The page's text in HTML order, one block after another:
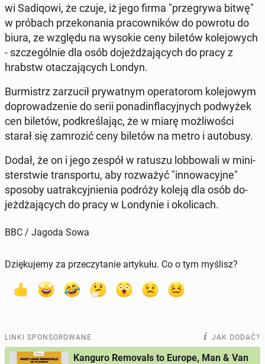
wi Sa­di­qo­wi, że czuje, iż jego firma "prze­gry­wa bitwę"
w próbach prze­ko­na­nia pra­cow­ni­ków do powrotu do
biura, ze względu na wysokie ceny biletów ko­le­jo­wych
- szcze­gól­nie dla osób do­jeż­dża­ją­cych do pracy z
hrabstw ota­cza­ją­cych Londyn.
Bur­mistrz za­rzu­cił pry­wat­nym ope­ra­to­rom ko­le­jo­wym
do­pro­wa­dze­nie do serii po­nadin­fla­cyj­nych pod­wy­żek
cen biletów, pod­kre­śla­jąc, że w miarę moż­li­wo­ści
starał się za­mro­zić ceny biletów na metro i au­to­bu­sy.
Dodał, że on i jego zespół w ratuszu lob­bo­wa­li w mi­ni­
ster­stwie trans­por­tu, aby roz­wa­żyć "in­no­wa­cyj­ne"
sposoby uatrak­cyj­nie­nia podróży koleją dla osób do­
jeż­dża­ją­cych do pracy w Lon­dy­nie i oko­li­cach.
BBC / Jagoda Sowa
Dziękujemy za przeczytanie artykułu. Co o tym myślisz?
LINKI SPONSOROWANE JAK DODAĆ?
Kanguro Removals to Europe, Man & Van